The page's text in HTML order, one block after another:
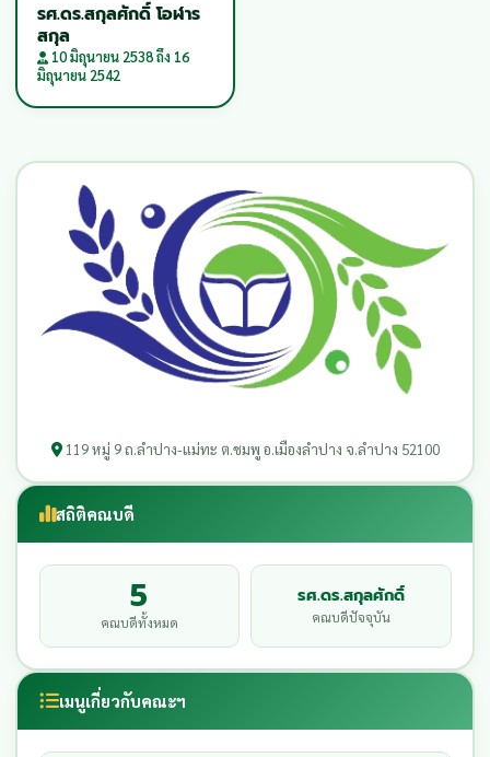
ไม่มีรูปภาพ
รศ.ดร.สกุลศักดิ์ โอฬาร
สกุล
10 มิถุนายน 2538 ถึง 16
มิถุนายน 2542
119 หมู่ 9 ถ.ลำปาง-แม่ทะ ต.ชมพู อ.เมืองลำปาง จ.ลำปาง 52100
สถิติคณบดี
5
คณบดีทั้งหมด
รศ.ดร.สกุลศักดิ์
คณบดีปัจจุบัน
เมนูเกี่ยวกับคณะฯ